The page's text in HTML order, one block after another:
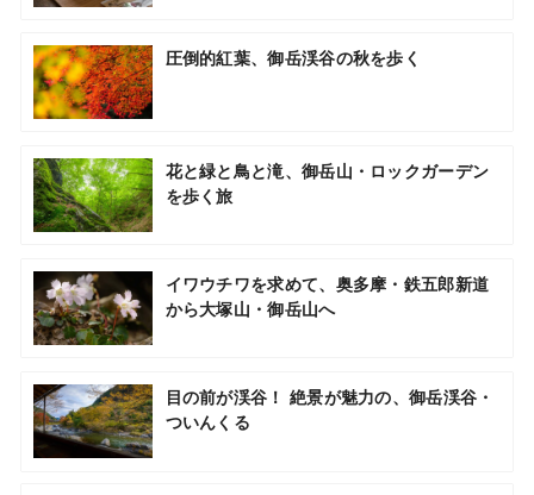
圧倒的紅葉、御岳渓谷の秋を歩く
花と緑と鳥と滝、御岳山・ロックガーデン
を歩く旅
イワウチワを求めて、奥多摩・鉄五郎新道
から大塚山・御岳山へ
目の前が渓谷！ 絶景が魅力の、御岳渓谷・
ついんくる